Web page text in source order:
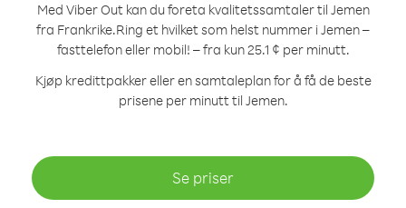
Med Viber Out kan du foreta kvalitetssamtaler til Jemen
fra Frankrike.Ring et hvilket som helst nummer i Jemen –
fasttelefon eller mobil! – fra kun 25.1 ¢ per minutt.
Kjøp kredittpakker eller en samtaleplan for å få de beste
prisene per minutt til Jemen.
Se priser